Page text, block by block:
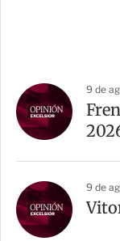
9 de
9 de